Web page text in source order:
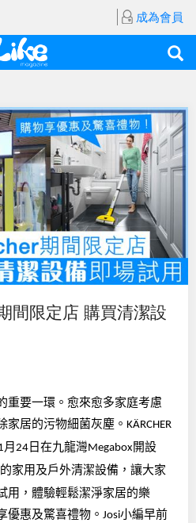
成為會員
間限定店 購買清潔設
重要一環。愈來愈多家庭考慮
家居的污物細菌灰塵。 KÄRCHER
月24日在九龍灣Megabox開設
家用及戶外清潔設備，讓大家
用，體驗輕鬆潔淨家居的樂
優惠及驚喜禮物。 Josi小編早前